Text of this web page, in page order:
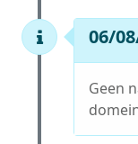
06/
Geen